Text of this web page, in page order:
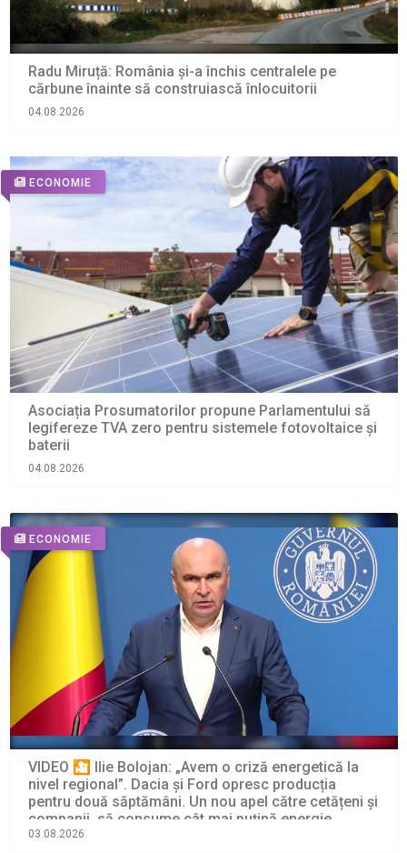
Radu Miruță: România și-a închis centralele pe
cărbune înainte să construiască înlocuitorii
04.08.2026
ECONOMIE
Asociația Prosumatorilor propune Parlamentului să
legifereze TVA zero pentru sistemele fotovoltaice și
baterii
04.08.2026
ECONOMIE
VIDEO 🎦 Ilie Bolojan: „Avem o criză energetică la
nivel regional”. Dacia și Ford opresc producția
pentru două săptămâni. Un nou apel către cetățeni și
companii, să consume cât mai puțină energie
electrică
03.08.2026